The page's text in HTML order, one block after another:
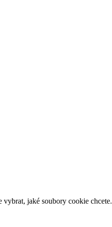
jaké soubory cookie chcete.